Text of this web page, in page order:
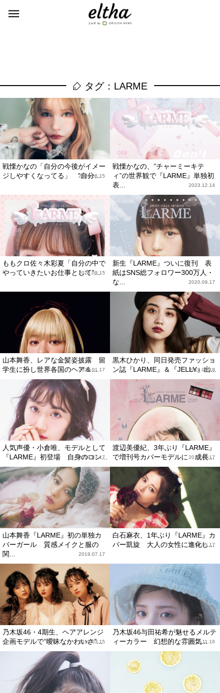
タグ：LARME
戦慄かなの「自分の今後がイメー
ジしやすくなってる」 ”自分...
2024.06.15
戦慄かなの、”チャーミーキテ
ィ”の世界観で『LARME』単独初
表...
2023.12.14
ももクロ佐々木彩夏「自分の中で
やっていきたいお仕事として”...
2023.09.15
新生『LARME』ついに復刊 表
紙はSNS総フォロワー300万人・
な...
2020.09.17
山本舞香、レアな金髪姿披露 留
学生に扮し世界各国のヘア＆...
2020.01.17
黒木ひかり、同日発売ファッショ
ン誌『LARME』＆『JELLY』出...
2019.09.18
人気声優・小倉唯、モデルとして
『LARME』初登場 自身のコン...
2019.07.17
渡辺美優紀、3年ぶり『LARME』
で増刊号カバーモデルに 成長...
2019.07.17
山本舞香『LARME』初の単独カ
バーガール 質感メイクと服の
関...
2019.07.17
白石麻衣、1年ぶり『LARME』カ
バー凱旋 大人の女性に進化し...
2019.05.17
乃木坂46・4期生、ヘアアレンジ
企画モデルで“曖昧なかわいさ”...
2019.03.15
乃木坂46与田祐希が魅せるメルテ
ィーカラー 幻想的な雰囲気...
2018.11.16